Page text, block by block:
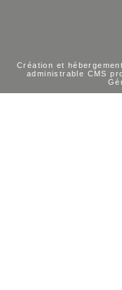
Création et
administrable CMS